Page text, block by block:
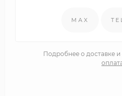
MAX
Подробнее о доставке и